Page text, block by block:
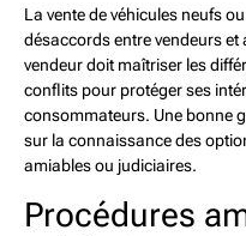
La vente de véhicules neufs
désaccords entre vendeurs
vendeur doit maîtriser les
conflits pour protéger ses
consommateurs. Une bonne
sur la connaissance des
amiables ou judiciaires.
Procédures